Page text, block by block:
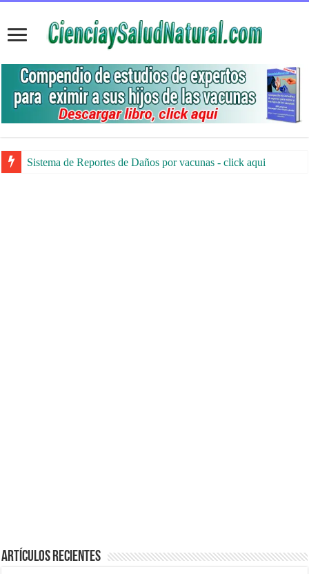
Sistema de Reportes de Daños por vacunas - click aqui
Artículos Recientes